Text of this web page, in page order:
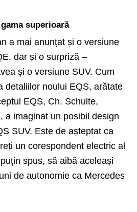
superioară
a mai anunțat și o versiune
dar și o surpriză –
și o versiune SUV. Cum
detaliilor noului EQS, arătate
EQS, Ch. Schulte,
a imaginat un posibil design
SUV. Este de așteptat ca
un corespondent electric al
spus, să aibă aceleași
de autonomie ca Mercedes